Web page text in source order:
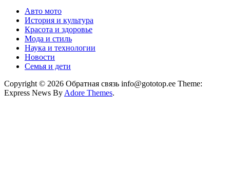
Авто мото
История и культура
Красота и здоровье
Мода и стиль
Наука и технологии
Новости
Семья и дети
Copyright © 2026 Обратная связь info@gototop.ee Theme:
Express News By Adore Themes.